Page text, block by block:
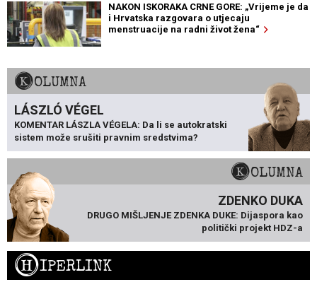
NAKON ISKORAKA CRNE GORE: „Vrijeme je da
i Hrvatska razgovara o utjecaju
menstruacije na radni život žena“
KOLUMNA
LÁSZLÓ VÉGEL
KOMENTAR LÁSZLA VÉGELA: Da li se autokratski
sistem može srušiti pravnim sredstvima?
KOLUMNA
ZDENKO DUKA
DRUGO MIŠLJENJE ZDENKA DUKE: Dijaspora kao
politički projekt HDZ-a
HIPERLINK